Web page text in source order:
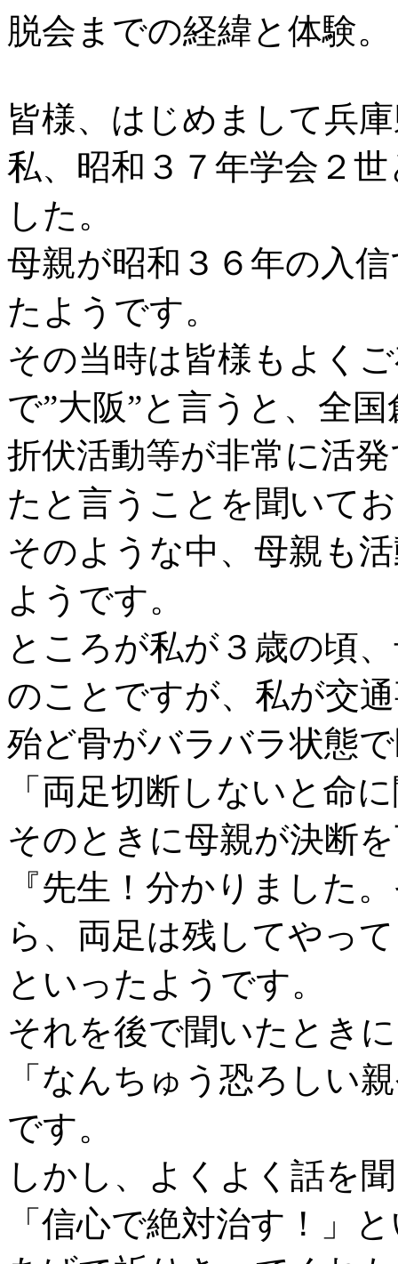
脱会までの経緯と体験。
皆様、はじめまして兵
私、昭和３７年学会２
した。
母親が昭和３６年の入
たようです。
その当時は皆様もよく
で”大阪”と言うと、全
折伏活動等が非常に活
たと言うことを聞いて
そのような中、母親も
ようです。
ところが私が３歳の頃
のことですが、私が交
殆ど骨がバラバラ状態
「両足切断しないと命
そのときに母親が決断
『先生！分かりました
ら、両足は残してやっ
といったようです。
それを後で聞いたとき
「なんちゅう恐ろしい
です。
しかし、よくよく話を
「信心で絶対治す！」